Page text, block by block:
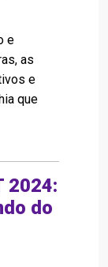
e
as
e
que
2024:
do